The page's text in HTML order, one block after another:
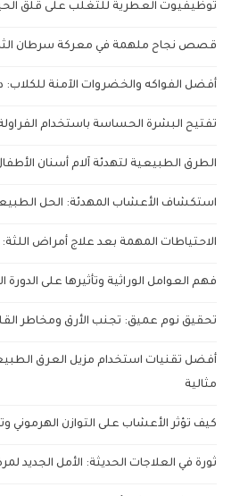
توظيفيوت العطرية للتغلب على قلق
قصص نجاح ملهمة في معركة سرطان
أفضل الفواكه والخضروات الآمنة
تفتيح البشرة الحساسة باستخدام
الطرق الطبيعية لتهدئة آلام أسنان
استكشاف الأعشاب المهدئة: الحل
الاحتياطات المهمة بعد علاج أمراض
فهم العوامل الوراثية وتأثيرها على
تحقيق نوم عميق: تجنب الأرق ومخاطر
أفضل تقنيات استخدام مزيل العرق
مثالية
كيف تؤثر الأعشاب على التوازن الهرموني
ثورة في العلاجات الحديثة: الأمل الجديد